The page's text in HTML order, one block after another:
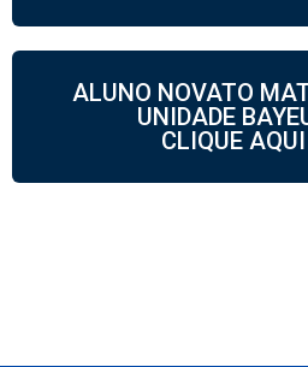
ALUNO NOVATO
UNIDADE
CLIQUE AQUI